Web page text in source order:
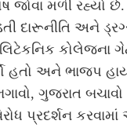
જોવા મળી રહ્યો છે.
દારૂનીતિ અને
કોલેજના
હતો અને ભાજપ
ગુજરાત
પ્રદર્શન